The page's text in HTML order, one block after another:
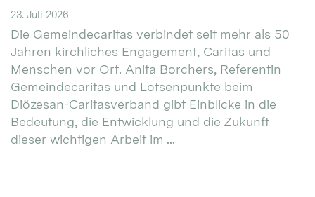
23. Juli 2026
Die Gemeindecaritas verbindet seit mehr als 50
Jahren kirchliches Engagement, Caritas und
Menschen vor Ort. Anita Borchers, Referentin
Gemeindecaritas und Lotsenpunkte beim
Diözesan-Caritasverband gibt Einblicke in die
Bedeutung, die Entwicklung und die Zukunft
dieser wichtigen Arbeit im ...